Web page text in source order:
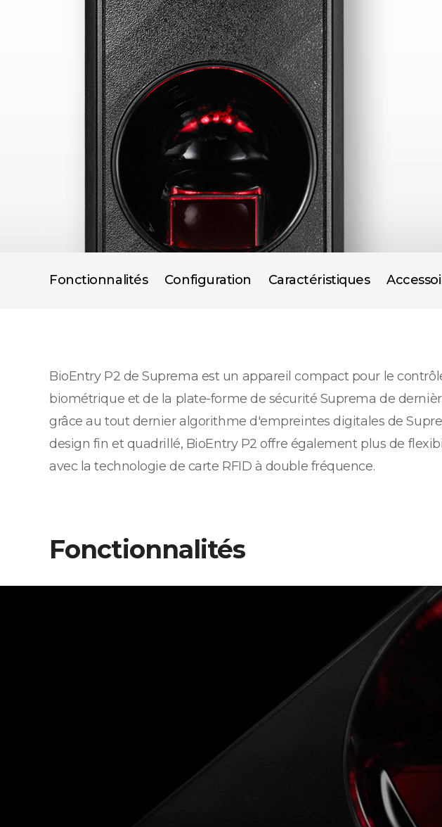
Fonctionnalités Configuration Caractéristiques
BioEntry P2 de Suprema est un appareil compact pour le
biométrique et de la plate-forme de sécurité Suprema de
grâce au tout dernier algorithme d'empreintes digitales de
design fin et quadrillé, BioEntry P2 offre également plus de
avec la technologie de carte RFID à double fréquence.
Fonctionnalités